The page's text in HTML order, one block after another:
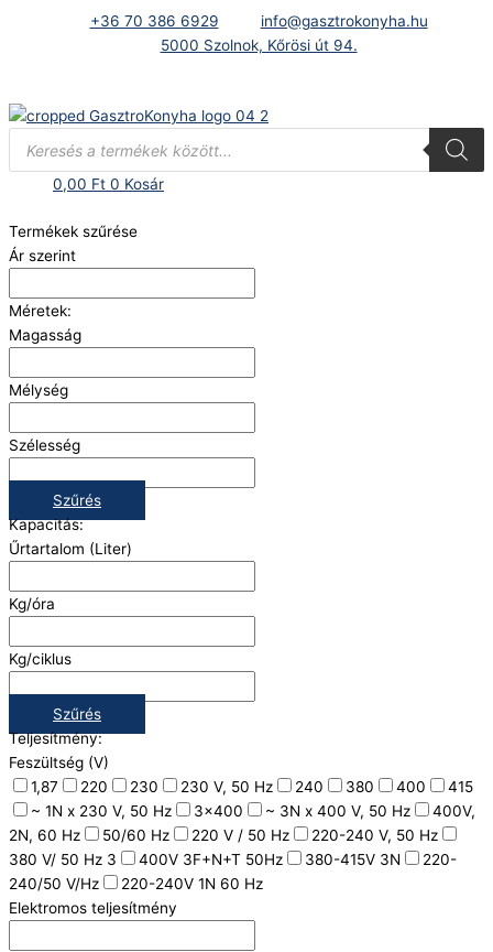
+36 70 386 6929
info@gasztrokonyha.hu
5000 Szolnok, Kőrösi út 94.
Products
search
0,00 Ft 0 Kosár
Termékek szűrése
Ár szerint
Méretek:
Magasság
Mélység
Szélesség
Szűrés
Kapacitás:
Űrtartalom (Liter)
Kg/óra
Kg/ciklus
Szűrés
Teljesítmény:
Feszültség (V)
1,87
220 230 230 V, 50 Hz 240 380 400
415
~ 1N x 230 V, 50 Hz
3x400 ~ 3N x 400 V, 50 Hz
400V,
2N, 60 Hz
50/60 Hz 220 V / 50 Hz
220-240 V, 50 Hz
380 V/ 50 Hz 3
400V 3F+N+T 50Hz 380-415V 3N
220-
240/50 V/Hz
220-240V 1N 60 Hz
Elektromos teljesítmény